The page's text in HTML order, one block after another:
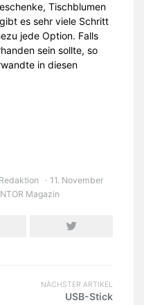
Tischblumen
es sehr viele Schritt
jede Option. Falls
sein sollte, so
in diesen
11. November
Magazin
NÄCHSTER ARTIKEL
USB-Stick